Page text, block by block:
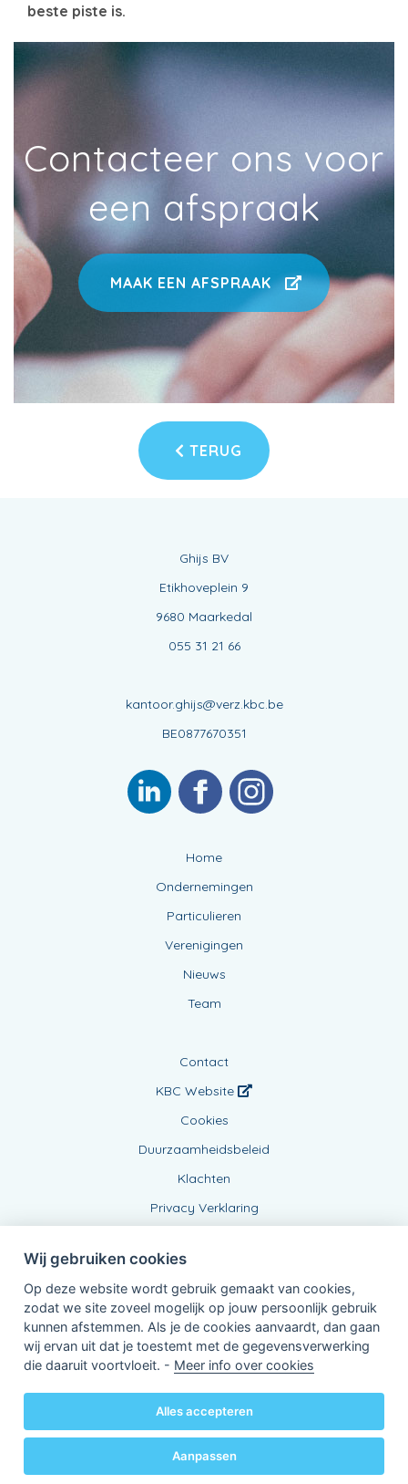
beste piste is.
Contacteer ons voor
een afspraak
MAAK EEN AFSPRAAK
TERUG
Ghijs BV
Etikhoveplein 9
9680 Maarkedal
055 31 21 66
kantoor.ghijs@verz.kbc.be
BE0877670351
Home
Ondernemingen
Particulieren
Verenigingen
Nieuws
Team
Contact
KBC Website
Cookies
Duurzaamheidsbeleid
Klachten
Privacy Verklaring
Verbonden Agent, BE0877670351
van KBC Verzekeringen nv
3000 Leuven - Belgie
BTW BE 0403.552.563 - RPR Leuven
Powered byKBC-Agent(versie 3.21.0)
© 2026 alle rechten voorbehouden
Wij gebruiken cookies
Op deze website wordt gebruik gemaakt van cookies,
zodat we site zoveel mogelijk op jouw persoonlijk gebruik
kunnen afstemmen. Als je de cookies aanvaardt, dan gaan
wij ervan uit dat je toestemt met de gegevensverwerking
die daaruit voortvloeit. - Meer info over cookies
Alles accepteren
Aanpassen